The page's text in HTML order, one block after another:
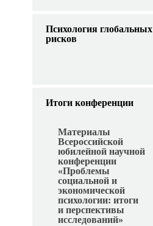
Психология глобальных
рисков
Итоги конференции
Материалы
Всероссийской
юбилейной научной
конференции
«Проблемы
социальной и
экономической
психологии: итоги
и перспективы
исследований»